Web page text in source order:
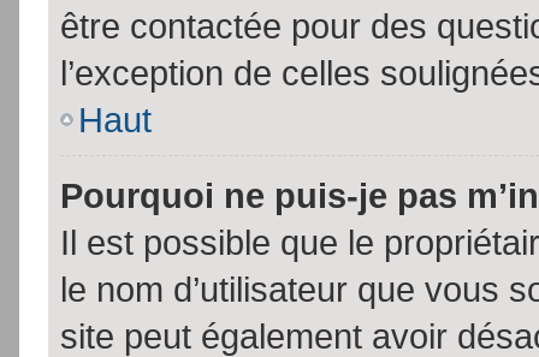
être contactée pour des
l’exception de celles
Haut
Pourquoi ne puis-je pas
Il est possible que le
le nom d’utilisateur que vous
site peut également avoir